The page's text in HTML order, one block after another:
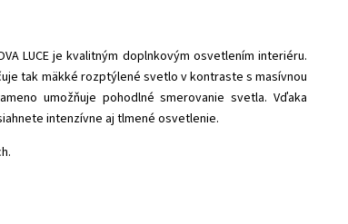
LUCE je kvalitným doplnkovým osvetlením interiéru.
tak mäkké rozptýlené svetlo v kontraste s masívnou
umožňuje pohodlné smerovanie svetla. Vďaka
intenzívne aj tlmené osvetlenie.